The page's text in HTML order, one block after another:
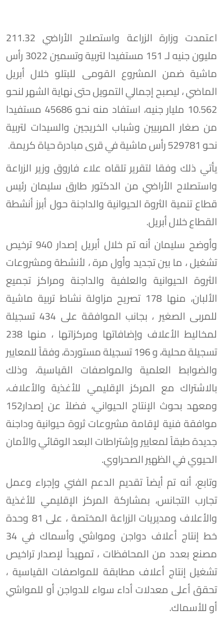
اعتمدت وزارة الزراعة واستصلاح الأراضي 211.32
مليون جنيه لـ 151 مستفيدا لتربية وتسمين 3022 رأس
ماشية ضمن المشروع القومى للبتلو خلال أبريل
الماضي ، ليصبح إجمالي التمويل حتى نهاية الشهر لنحو
10.562 مليار جنيه، استفاد منه نحو 45686 مستفيدا
من صغار المربيين وشباب الخريجين والسيدات لتربية
نحو 529781 رأس ماشية في قرى مبادرة حياة كريمة.
يأتي ذلك وفقا لتقرير تلقاه علاء فاروق وزير الزراعة
واستصلاح الأراضي من الدكتور طارق سليمان رئيس
قطاع تنمية الثروة الحيوانية والداجنة حول أبرز أنشطة
القطاع خلال أبريل.
وأوضح سليمان أنه تم خلال أبريل إصدار 940 ترخيص
تشغيل ، ما بين تجديد وأول مرة ، لأنشطة ومشروعات
الثروة الحيوانية والعلفية والداجنة ومراكز تجميع
الألبان، منها 178 تصريح مزاولة نشاط تربية ماشية
للمربى الصغير ، بجانب الموافقة على 434 تسجيلة
لمخاليط الأعلاف وإضافاتها ومركزاتها ، منها 238
تسجيلة محلية، و 196 تسجيلة مستوردة، وفقاً للمعايير
والضوابط العلمية والمواصفات القياسية، وذلك
بالاشتراك مع المركز الإقليمي للأغذية والأعلاف،
ومعهد بحوث الإنتاج الحيواني، فضلاً عن إصدار152
موافقة فنية لإقامة مشروعات ثروة حيوانية وداجنة
جديدة طبقاً لمعايير وإشتراطات البعد الوقائي والأمان
الحيوي في الظهير الصحراوي.
وتابع، أنه تم أيضاً تقديم الدعم الفني وإجراء وعمل
تجارب التجانس، بمشاركة المركز الإقليمي للأغذية
والأعلاف ومديريات الزراعة المختصة ، على 81 وحدة
خط إنتاج أعلاف دواجن ومواشي وأسماك في 34
مصنع بعدد من المحافظات ، تمهيداً لإصدار تراخيص
تشغيل إنتاج أعلاف مطابقة للمواصفات القياسية ،
تحقق أعلى معدلات أداء سواء للدواجن أو للمواشي
أو للأسماك.